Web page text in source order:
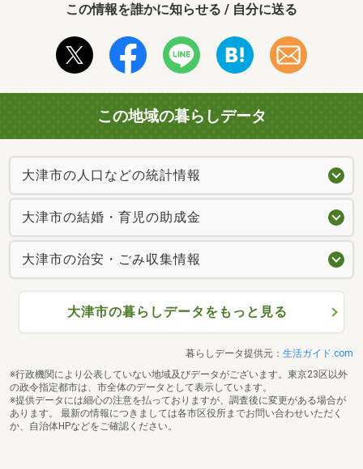
この情報を誰かに知らせる / 自分に送る
この地域の暮らしデータ
大津市の人口などの統計情報
大津市の結婚・育児の助成金
大津市の治安・ごみ収集情報
大津市の暮らしデータをもっと見る
暮らしデータ提供元： 生活ガイド.com
※行政機関により公表していない地域及びデータがございます。東京23区以外
の政令指定都市は、市全体のデータとして表示しています。
※提供データには細心の注意を払っておりますが、調査後に変更がある場合が
あります。 最新の情報につきましては各市区役所までお問い合わせいただく
か、自治体HPなどをご確認ください。